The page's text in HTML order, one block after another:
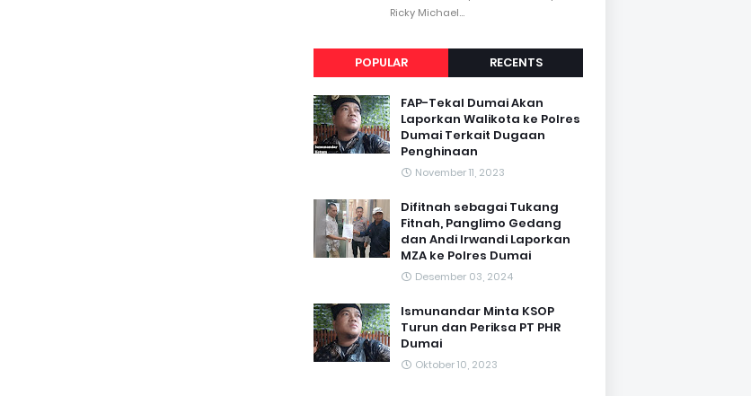
Ricky Michael...
POPULAR RECENTS
FAP-Tekal Dumai Akan
Laporkan Walikota ke Polres
Dumai Terkait Dugaan
Penghinaan
November 11, 2023
Difitnah sebagai Tukang
Fitnah, Panglimo Gedang
dan Andi Irwandi Laporkan
MZA ke Polres Dumai
Desember 03, 2024
Ismunandar Minta KSOP
Turun dan Periksa PT PHR
Dumai
Oktober 10, 2023